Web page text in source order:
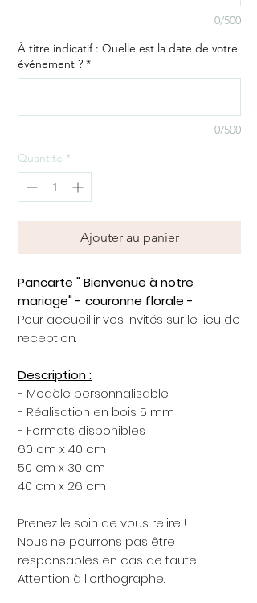
0/500
À titre indicatif : Quelle est la date de votre
événement ? *
0/500
Quantité *
Ajouter au panier
Pancarte " Bienvenue à notre
mariage" - couronne florale -
Pour accueillir vos invités sur le lieu de
reception.
Description :
- Modèle personnalisable
- Réalisation en bois 5 mm
- Formats disponibles :
60 cm x 40 cm
50 cm x 30 cm
40 cm x 26 cm
Prenez le soin de vous relire !
Nous ne pourrons pas être
responsables en cas de faute.
Attention à l'orthographe.